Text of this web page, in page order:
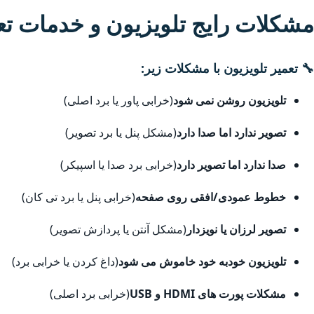
مشکلات رایج تلویزیون و خدمات
🔧 تعمیر تلویزیون با مشکلات زیر:
تلویزیون روشن نمی شود(خرابی پاور یا برد اصلی)
تصویر ندارد اما صدا دارد(مشکل پنل یا برد تصویر)
صدا ندارد اما تصویر دارد(خرابی برد صدا یا اسپیکر)
خطوط عمودی/افقی روی صفحه(خرابی پنل یا برد تی کان)
تصویر لرزان یا نویزدار(مشکل آنتن یا پردازش تصویر)
تلویزیون خودبه خود خاموش می شود(داغ کردن یا خرابی برد)
مشکلات پورت های HDMI و USB (خرابی برد اصلی)